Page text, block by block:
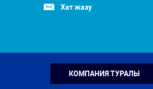
Хат жазу
КОМПАНИЯ ТУРАЛЫ